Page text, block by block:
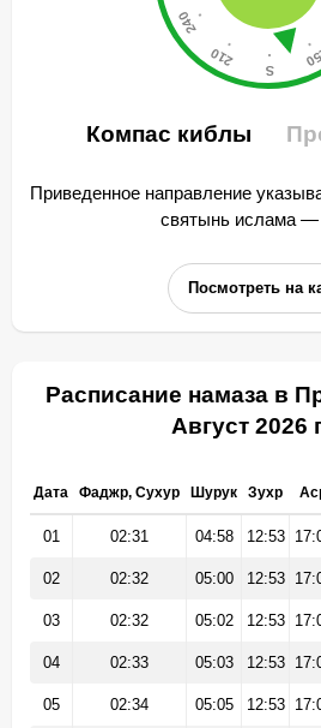
Компас киблы
Приведенное направление
святынь ислама —
Посмотреть на
Расписание намаза в
Август 2026
Дата Фаджр, Сухур Шурук Зухр
01 02:31 04:58 12:53
02 02:32 05:00 12:53
03 02:32 05:02 12:53
04 02:33 05:03 12:53
05 02:34 05:05 12:53